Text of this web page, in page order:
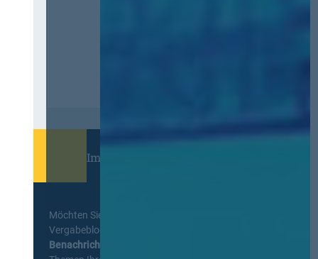
Immer informiert bleiben!
Möchten Sie keine Neuigkeiten aus dem
Vergabeblog verpassen? Per
Benachrichtigung